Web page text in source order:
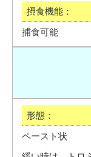
捕食可能
ペースト状